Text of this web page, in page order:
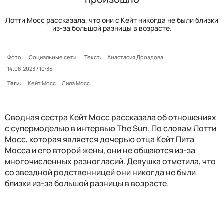
Лотти Мосс рассказала, что они с Кейт никогда не были близки
из-за большой разницы в возрасте.
Фото: Социальные сети Текст:
Анастасия Дроздова
14.08.2023 / 10:35
Теги:
Кейт Мосс Лила Мосс
Сводная сестра Кейт Мосс рассказала об отношениях
с супермоделью в интервью The Sun. По словам Лотти
Мосс, которая является дочерью отца Кейт Пита
Мосса и его второй жены, они не общаются из-за
многочисленных разногласий. Девушка отметила, что
со звездной родственницей они никогда не были
близки из-за большой разницы в возрасте.